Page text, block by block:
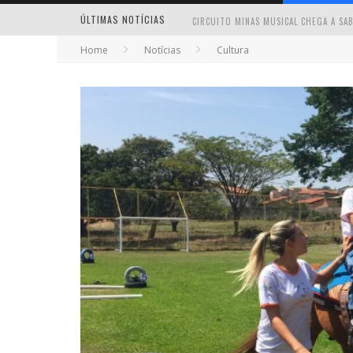
ÚLTIMAS NOTÍCIAS
MILTON GUEDES TRAZ TURNÊ
Home Notícias Cultura